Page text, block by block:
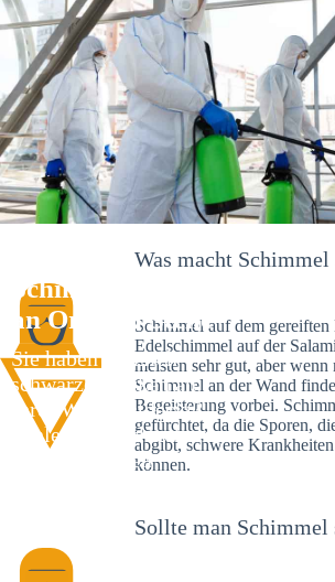
Schimmelexperte in Au –
an Ort und Stelle
Sie haben kürzlich
schwarze Flecken an
Ihrer Wand entdeckt?
Schlechte Nachrichten:
Sie haben einen
Was macht
Schimmel auf dem gereiften
Edelschimmel auf der
meisten sehr gut, aber wenn
Schimmel an der Wand
Begeisterung vorbei.
gefürchtet, da die Sporen,
abgibt, schwere
können.
Sollte man Schimmel